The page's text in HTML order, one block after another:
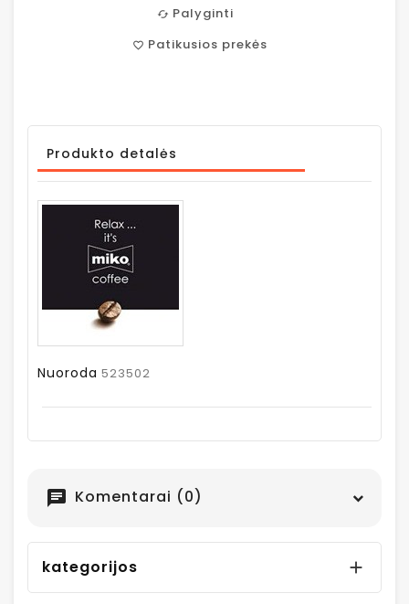
cached Palyginti
favorite_border Patikusios prekės
Produkto detalės
Nuoroda 523502
chat Komentarai (0)
kategorijos 